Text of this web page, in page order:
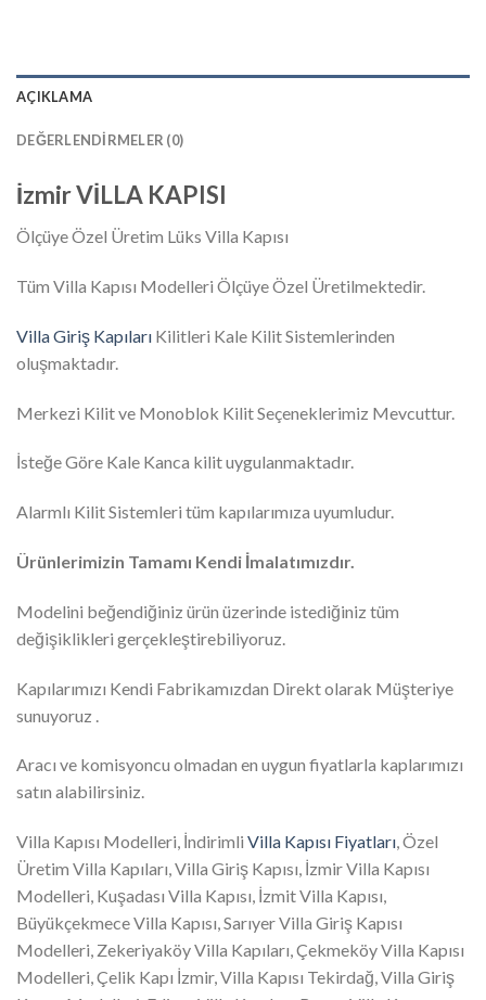
AÇIKLAMA
DEĞERLENDIRMELER (0)
İzmir VİLLA KAPISI
Ölçüye Özel Üretim Lüks Villa Kapısı
Tüm Villa Kapısı Modelleri Ölçüye Özel Üretilmektedir.
Villa Giriş Kapıları Kilitleri Kale Kilit Sistemlerinden
oluşmaktadır.
Merkezi Kilit ve Monoblok Kilit Seçeneklerimiz Mevcuttur.
İsteğe Göre Kale Kanca kilit uygulanmaktadır.
Alarmlı Kilit Sistemleri tüm kapılarımıza uyumludur.
Ürünlerimizin Tamamı Kendi İmalatımızdır.
Modelini beğendiğiniz ürün üzerinde istediğiniz tüm
değişiklikleri gerçekleştirebiliyoruz.
Kapılarımızı Kendi Fabrikamızdan Direkt olarak Müşteriye
sunuyoruz .
Aracı ve komisyoncu olmadan en uygun fiyatlarla kaplarımızı
satın alabilirsiniz.
Villa Kapısı Modelleri, İndirimli Villa Kapısı Fiyatları, Özel
Üretim Villa Kapıları, Villa Giriş Kapısı, İzmir Villa Kapısı
Modelleri, Kuşadası Villa Kapısı, İzmit Villa Kapısı,
Büyükçekmece Villa Kapısı, Sarıyer Villa Giriş Kapısı
Modelleri, Zekeriyaköy Villa Kapıları, Çekmeköy Villa Kapısı
Modelleri, Çelik Kapı İzmir, Villa Kapısı Tekirdağ, Villa Giriş